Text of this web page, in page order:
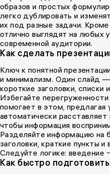
образов и простых
легко дублировать и
их под разные задачи.
отлично выглядят на любых
современной аудитории.
Как сделать
Ключ к понятной
и минимализм. Один слайд
короткие заголовки, списки
Избегайте
помогает в этом,
автоматически
чтобы информация
Разделяйте информацию на
заголовки, краткие пункты
Следуйте логике: введение
Как быстро